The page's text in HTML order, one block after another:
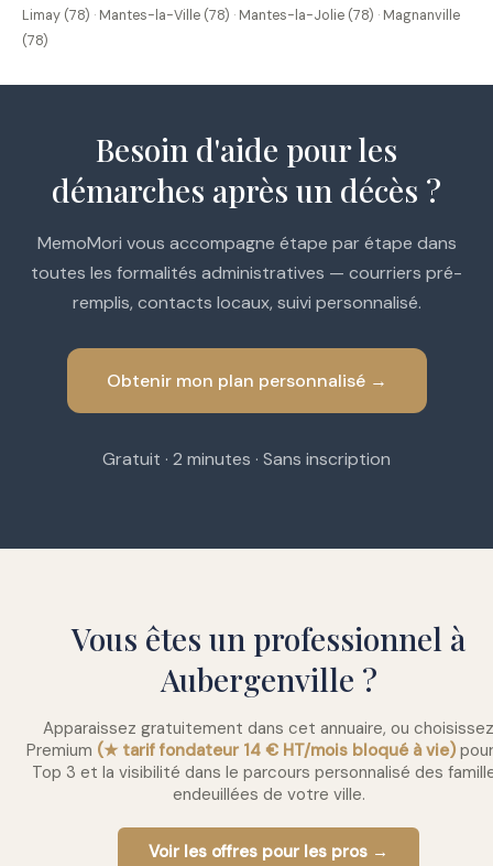
Limay (78) · Mantes-la-Ville (78) · Mantes-la-Jolie (78) · Magnanville
(78)
Besoin d'aide pour les
démarches après un décès ?
MemoMori vous accompagne étape par étape dans
toutes les formalités administratives — courriers pré-
remplis, contacts locaux, suivi personnalisé.
Obtenir mon plan personnalisé →
Gratuit · 2 minutes · Sans inscription
Vous êtes un professionnel à
Aubergenville ?
Apparaissez gratuitement dans cet annuaire, ou choisissez
Premium (★ tarif fondateur 14 € HT/mois bloqué à vie)
Top 3 et la visibilité dans le parcours personnalisé des
endeuillées de votre ville.
Voir les offres pour les pros →